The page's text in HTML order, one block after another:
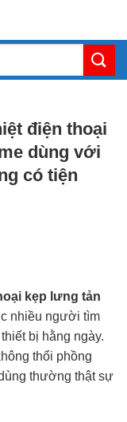
điện thoại
dùng với
có tiện
kẹp lưng tản
nhiều người tìm
bị hằng ngày.
thổi phồng
thường thật sự